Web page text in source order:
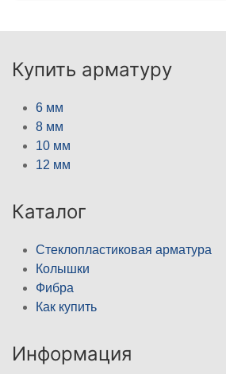
Купить арматуру
6 мм
8 мм
10 мм
12 мм
Каталог
Стеклопластиковая арматура
Колышки
Фибра
Как купить
Информация